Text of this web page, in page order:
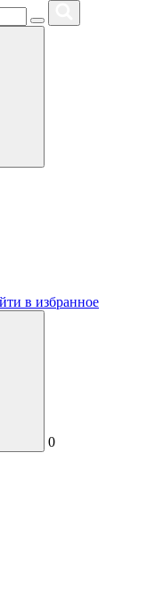
в избранное
0